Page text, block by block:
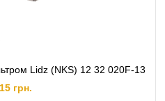
Lidz (NKS) 12 32 020F-13
грн.